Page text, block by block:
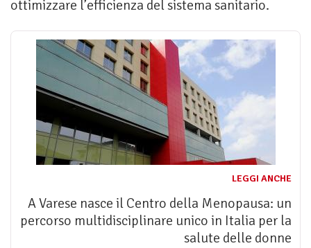
ottimizzare l’efficienza del sistema sanitario.
LEGGI ANCHE
A Varese nasce il Centro della Menopausa: un
percorso multidisciplinare unico in Italia per la
salute delle donne